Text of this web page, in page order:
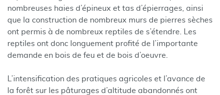
nombreuses haies d’épineux et tas d’épierrages, ainsi
que la construction de nombreux murs de pierres sèches
ont permis à de nombreux reptiles de s’étendre. Les
reptiles ont donc longuement profité de l’importante
demande en bois de feu et de bois d’oeuvre.
L’intensification des pratiques agricoles et l’avance de
la forêt sur les pâturages d’altitude abandonnés ont